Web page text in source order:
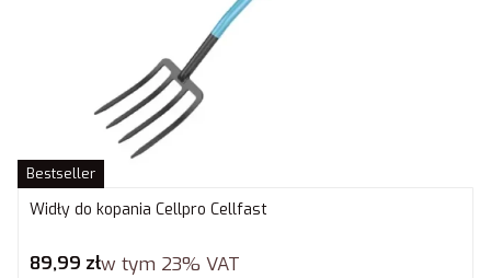
Bestseller
Widły do kopania Cellpro Cellfast
Cena brutto
89,99 złw tym 23% VAT